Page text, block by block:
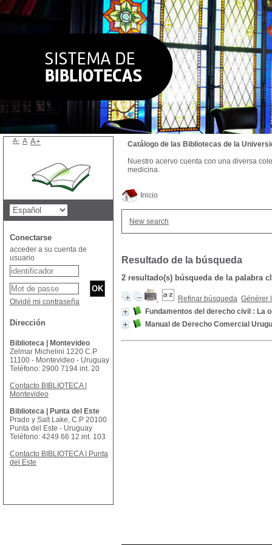
Inicio
New search
Resultado de la búsqueda
2 resultado(s) búsqueda de la palabra
Refinar búsqueda Générer
Fundamentos del derecho civil : La
Manual de Derecho Comercial
Catálogo de las Bibliotecas de la
Nuestro acervo cuenta con una diversa
medicina.
A- A A+
Conectarse
acceder a su cuenta de
usuario
Olvidé mi contraseña
Dirección
Biblioteca | Montevideo
Zelmar Michelini 1220 C.P
11100 - Montevideo - Uruguay
Teléfono: 2900 7194 int. 20
Contacto BIBLIOTECA |
Montevideo
Biblioteca | Punta del Este
Prado y Salt Lake, C.P 20100
Punta del Este - Uruguay
Teléfono: 4249 66 12 int. 103
Contacto BIBLIOTECA | Punta
del Este